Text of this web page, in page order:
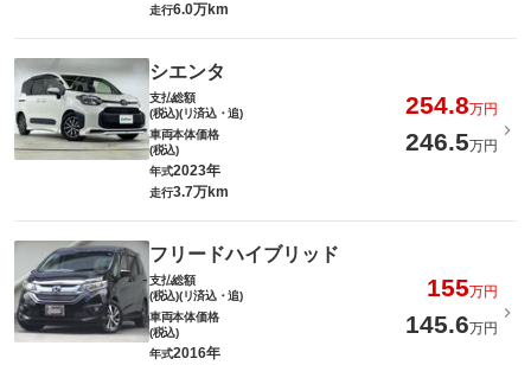
走行6.0万km
シエンタ
支払総額
(税込)(リ済込・追)
254.8万円
車両本体価格
(税込)
246.5万円
年式2023年
走行3.7万km
フリードハイブリッド
支払総額
(税込)(リ済込・追)
155万円
車両本体価格
(税込)
145.6万円
年式2016年